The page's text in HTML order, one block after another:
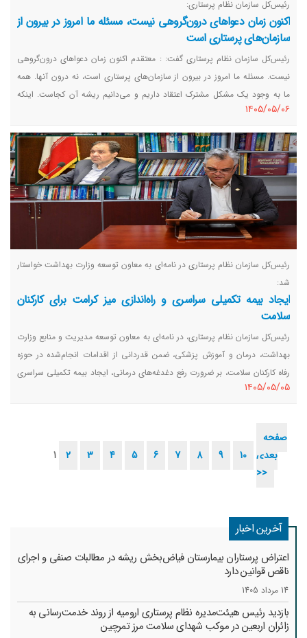
رئیس‌کل سازمان نظام پرستاری:
اکنون زمان دعواهای درون‌گروهی نیست، مسئله ما امروز در بیرون از
سازمان‌های پرستاری است
رئیس‌کل سازمان نظام پرستاری گفت: : معتقدم اکنون زمان دعواهای درون‌گروهی
نیست. مسئله ما امروز در بیرون از سازمان‌های پرستاری است، نه درون آنها. همه
ما به وجود یک مشکل مشترک اعتقاد داریم و می‌دانیم ریشه آن کجاست. اینکه
علت بحران را به اختلافات درون‌خانوادگی و درون‌سازمانی نسبت دهیم، صحیح
نیست.
١٤٠٥/٠٥/٠٦
رئیس‌کل سازمان نظام پرستاری در نامه‌ای به معاون توسعه وزارت بهداشت خواستار
شد:
ایجاد بیمه تکمیلی سراسری و راه‌اندازی میز کرامت برای کارکنان
سلامت
رئیس‌کل سازمان نظام پرستاری، در نامه‌ای به معاون توسعه مدیریت و منابع وزارت
بهداشت، درمان و آموزش پزشکی، ضمن قدردانی از اقدامات انجام‌شده در حوزه
رفاه کارکنان سلامت، بر ضرورت رفع دغدغه‌های درمانی، ایجاد بیمه تکمیلی سراسری
و یکسان و همچنین راه‌اندازی میز کرامت برای کارکنان سلامت در مراکز درمانی
١٤٠٥/٠٥/٠٥
1 2 3 4 5 6 7 8 9 10
صفحه
بعدی
>>
آخرین اخبار
اعتراض پرستاران بیمارستان فیاض‌بخش ریشه در مطالبات صنفی و اجرای
ناقص قوانین دارد
14 مرداد 1405
بازدید رئیس هیئت‌مدیره نظام پرستاری ارومیه از روند خدمت‌رسانی به
زائران اربعین در موکب شهدای سلامت مرز تمرچین